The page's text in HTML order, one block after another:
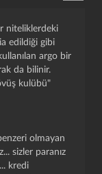
niteliklerdeki
edildiği gibi
argo bir
da bilinir.
kulübü"
olmayan
sizler paranız
kredi